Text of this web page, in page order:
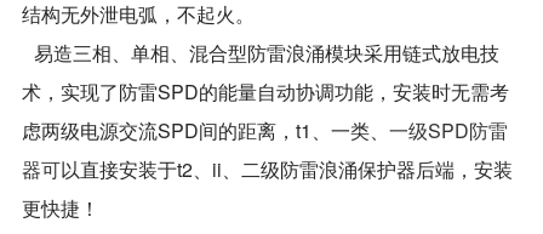
结构无外泄电弧，不起火。
易造三相、单相、混合型防雷浪涌模块采用链式放电技
术，实现了防雷SPD的能量自动协调功能，安装时无需考
虑两级电源交流SPD间的距离，t1、一类、 一级SPD防雷
器可以直接安装于t2、ii、二级防雷浪涌保护器后端，安装
更快捷！